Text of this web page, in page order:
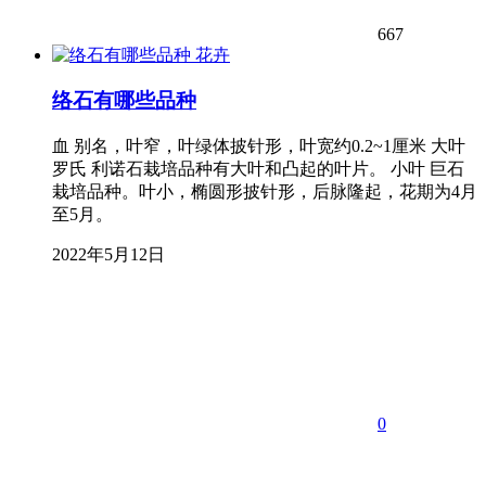
667
花卉
络石有哪些品种
血 别名，叶窄，叶绿体披针形，叶宽约0.2~1厘米 大叶
罗氏 利诺石栽培品种有大叶和凸起的叶片。 小叶 巨石
栽培品种。叶小，椭圆形披针形，后脉隆起，花期为4月
至5月。
2022年5月12日
0